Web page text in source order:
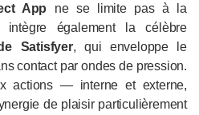
App ne se limite pas à la
également la célèbre
Satisfyer, qui enveloppe le
contact par ondes de pression.
actions — interne et externe,
de plaisir particulièrement